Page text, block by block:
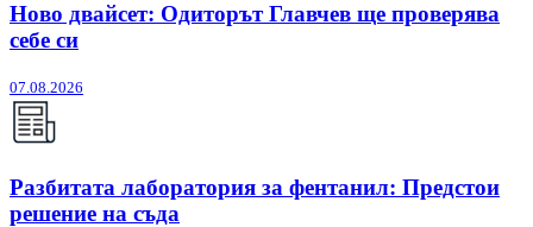
Ново двайсет: Одиторът Главчев ще проверява
себе си
07.08.2026
Разбитата лаборатория за фентанил: Предстои
решение на съда